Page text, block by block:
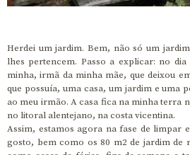
Herdei um jardim. Bem, não só um
lhes pertencem. Passo a explicar: no
minha, irmã da minha mãe, que deixou
que possuía, uma casa, um jardim e uma
ao meu irmão. A casa fica na minha terra
no litoral alentejano, na costa vicentina.
Assim, estamos agora na fase de limpar
gosto, bem como os 80 m2 de jardim de